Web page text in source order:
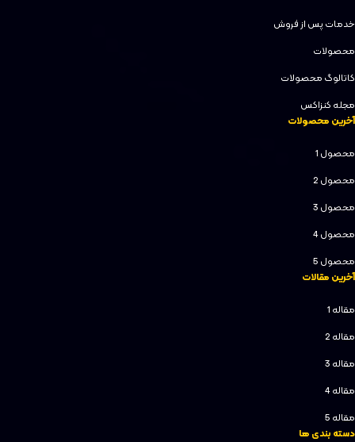
خدمات پس از فروش
محصولات
کاتالوگ محصولات
مجله کنزاکس
آخرین محصولات
محصول 1
محصول 2
محصول 3
محصول 4
محصول 5
آخرین مقالات
مقاله 1
مقاله 2
مقاله 3
مقاله 4
مقاله 5
دسته بندی ها